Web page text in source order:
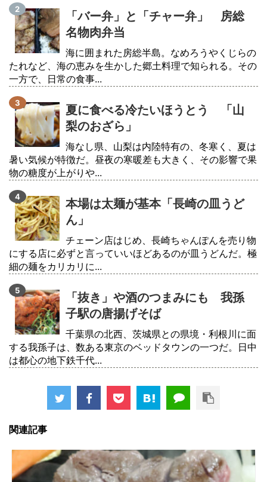
「バー弁」と「チャー弁」 房総
名物肉弁当
海に囲まれた房総半島。なめろうやくじらの
たれなど、海の恵みを生かした郷土料理で知られる。その
一方で、日常の食事...
夏に食べる冷たいほうとう 「山
梨のおざら」
海なし県、山梨は内陸特有の、冬寒く、夏は
暑い気候が特徴だ。昼夜の寒暖差も大きく、その影響で果
物の糖度が上がりや...
本場は太麺が基本「長崎の皿うど
ん」
チェーン店はじめ、長崎ちゃんぽんを売り物
にする店に必ずと言っていいほどあるのが皿うどんだ。極
細の麺をカリカリに...
「抜き」や酒のつまみにも 我孫
子駅の唐揚げそば
千葉県の北西、茨城県との県境・利根川に面
する我孫子は、数ある東京のベッドタウンの一つだ。日中
は都心の地下鉄千代...
関連記事